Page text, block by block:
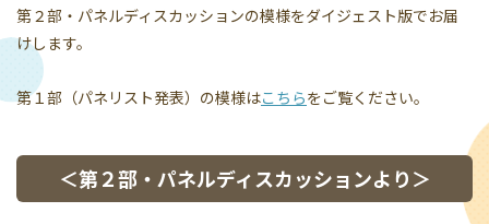
第２部・パネルディスカッションの模様をダイジェスト版でお届
けします。
第１部（パネリスト発表）の模様はこちらをご覧ください。
＜第２部・パネルディスカッションより＞